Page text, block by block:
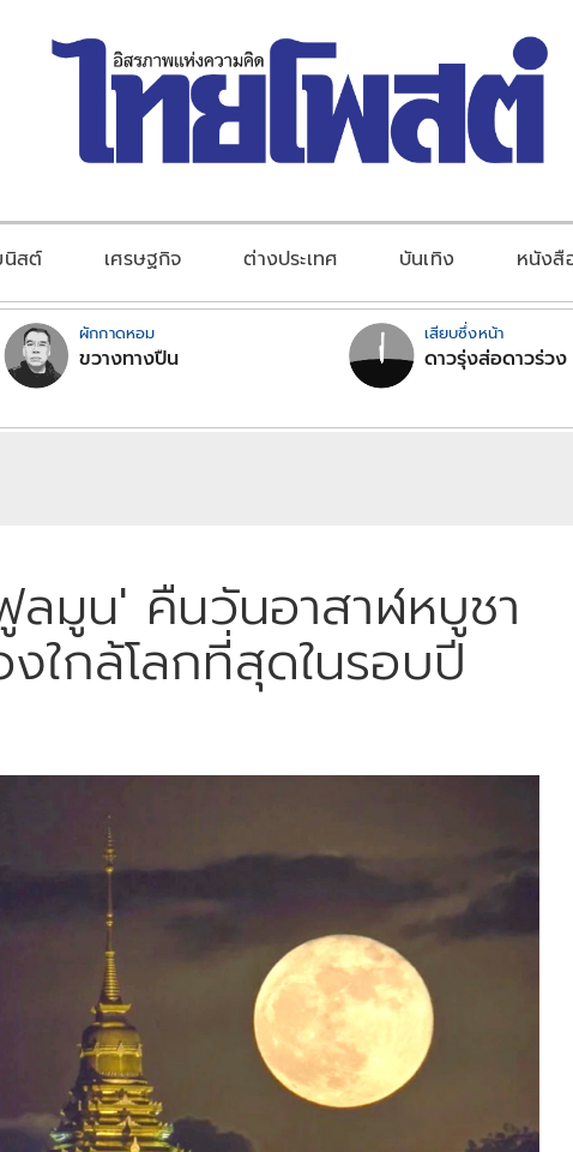
นิสต์ เศรษฐกิจ ต่างประเทศ บันเทิง หนัง
ผักกาดหอม
ขวางทางปืน
เสียบซึ่งหน้า
ดาวรุ่งส่อดาวร่วง
ลมูน' คืนวันอาสาฬหบูชา
ใกล้โลกที่สุดในรอบปี